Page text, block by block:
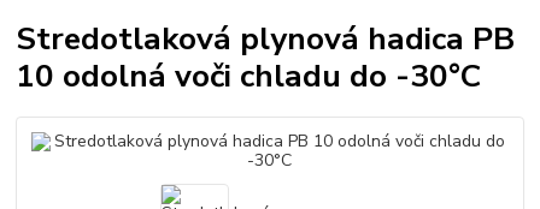
Stredotlaková plynová hadica PB
10 odolná voči chladu do -30°C